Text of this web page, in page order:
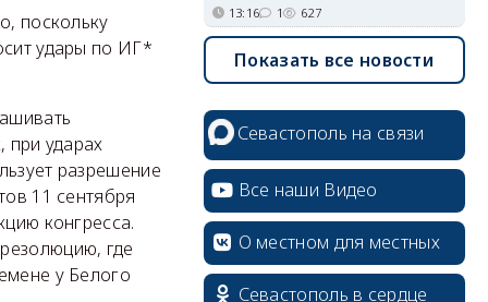
поскольку
удары по ИГ*
при ударах
разрешение
11 сентября
конгресса.
где
у Белого
13:16 1 627
Показать все новости
Севастополь на связи
Все наши Видео
О местном для местных
Севастополь в сердце
erid: 2SDnjcrDNw6